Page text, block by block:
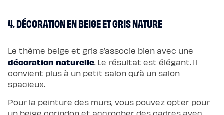
4. DÉCORATION EN BEIGE ET GRIS NATURE
Le thème beige et gris s’associe bien avec une
décoration naturelle. Le résultat est élégant. Il
convient plus à un petit salon qu’à un salon
spacieux.
Pour la peinture des murs, vous pouvez opter pour